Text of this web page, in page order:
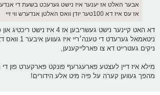
אבער האלט אז יענער איז נישט גערעכט בשעת די
אז עס איז דא 100טער יודן וואס האלטן אנדערש ווי זיי
ניטאמאל גערעדט
ניקים געטרייט דא צו פארלייקענען,
מילא איז דיין לעצטע פארעגרעף פונקט פארקערט פון די
מהפך געווען קערה על פיה מיט אלע הידורים!